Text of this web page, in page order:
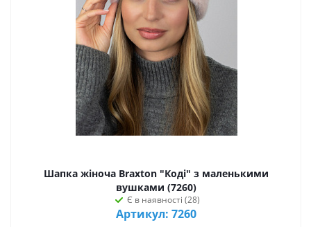
Шапка жіноча Braxton "Коді" з маленькими
вушками (7260)
Є в наявності (28)
Артикул: 7260